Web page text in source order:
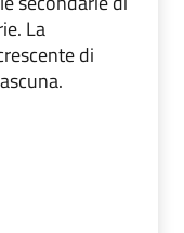
La
di